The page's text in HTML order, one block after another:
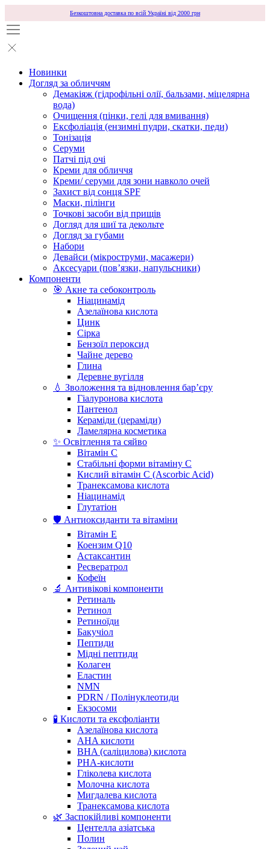
Безкоштовна доставка по всій Україні від 2000 грн
Новинки
Догляд за обличчям
Демакіяж (гідрофільні олії, бальзами, міцелярна
вода)
Очищення (пінки, гелі для вмивання)
Ексфоліація (ензимні пудри, скатки, педи)
Тонізація
Серуми
Патчі під очі
Креми для обличчя
Креми/ серуми для зони навколо очей
Захист від сонця SPF
Маски, пілінги
Точкові засоби від прищів
Догляд для шиї та декольте
Догляд за губами
Набори
Девайси (мікроструми, масажери)
Аксесуари (повʼязки, напульсники)
Компоненти
🎯 Акне та себоконтроль
Ніацинамід
Азелаїнова кислота
Цинк
Сірка
Бензоїл пероксид
Чайне дерево
Глина
Деревне вугілля
💧 Зволоження та відновлення бар’єру
Гіалуронова кислота
Пантенол
Кераміди (цераміди)
Ламелярна косметика
✨ Освітлення та сяйво
Вітамін С
Стабільні форми вітаміну С
Кислий вітамін С (Ascorbic Acid)
Транексамова кислота
Ніацинамід
Глутатіон
🛡️ Антиоксиданти та вітаміни
Вітамін Е
Коензим Q10
Астаксантин
Ресвератрол
Кофеїн
🔬 Антивікові компоненти
Ретиналь
Ретинол
Ретиноїди
Бакучіол
Пептиди
Мідні пептиди
Колаген
Еластин
NMN
PDRN / Полінуклеотиди
Екзосоми
🧪 Кислоти та ексфоліанти
Азелаїнова кислота
AHA кислоти
BHA (саліцилова) кислота
PHA-кислоти
Гліколева кислота
Молочна кислота
Мигдалева кислота
Транексамова кислота
🌿 Заспокійливі компоненти
Центелла азіатська
Полин